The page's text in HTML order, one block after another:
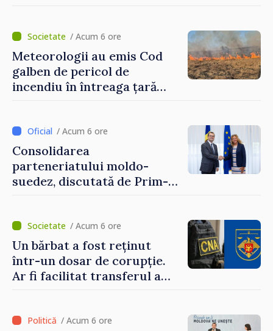
/ Acum 6 ore
Meteorologii au emis Cod
galben de pericol de
incendiu în întreaga țară
/ Acum 6 ore
Consolidarea
parteneriatului moldo-
suedez, discutată de Prim-
Petra Lärke/ Acum 6 ore
Un bărbat a fost reținut
într-un dosar de corupție.
Ar fi facilitat transferul a
/ Acum 6 ore